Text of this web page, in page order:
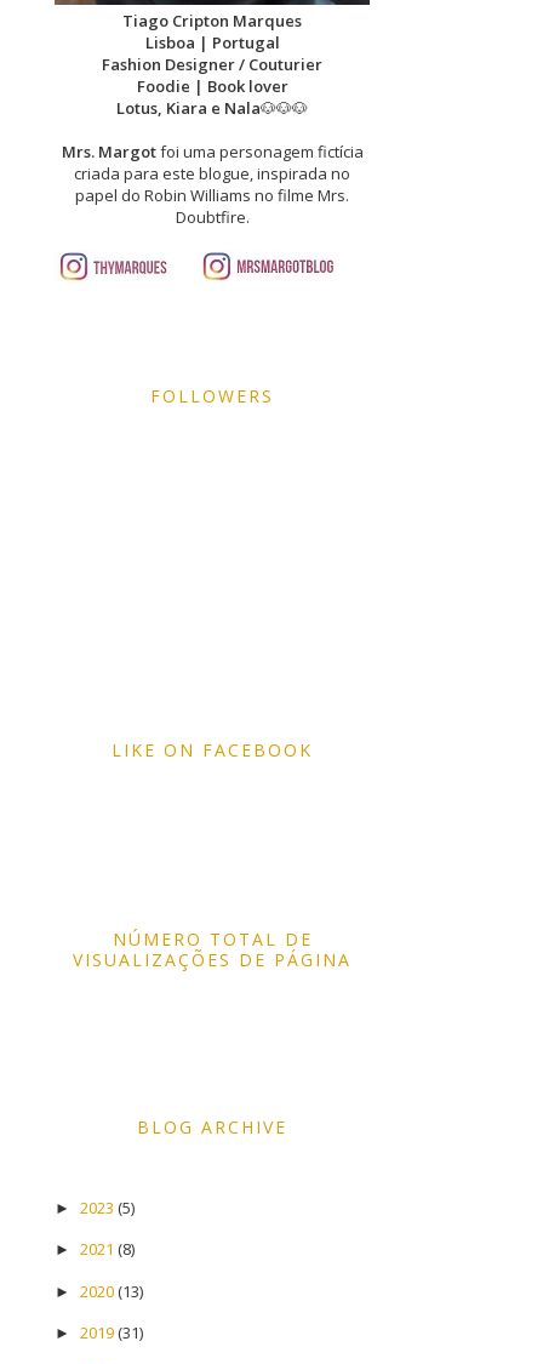
Tiago Cripton Marques
Lisboa | Portugal
Fashion Designer / Couturier
Foodie | Book lover
Lotus, Kiara e Nala🐶🐶🐶
Mrs. Margotfoi uma personagem fictícia
criada para este blogue, inspirada no
papel do Robin Williams no filme Mrs.
Doubtfire.
FOLLOWERS
LIKE ON FACEBOOK
NÚMERO TOTAL DE
VISUALIZAÇÕES DE PÁGINA
BLOG ARCHIVE
► 2023 (5)
► 2021 (8)
► 2020(13)
► 2019(31)